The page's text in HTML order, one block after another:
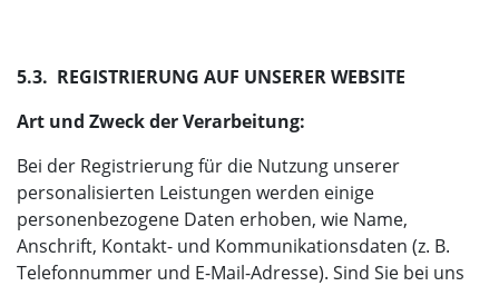
5.3. REGISTRIERUNG AUF UNSERER WEBSITE
Art und Zweck der Verarbeitung:
Bei der Registrierung für die Nutzung unserer
personalisierten Leistungen werden einige
personenbezogene Daten erhoben, wie Name,
Anschrift, Kontakt- und Kommunikationsdaten (z. B.
Telefonnummer und E-Mail-Adresse). Sind Sie bei uns